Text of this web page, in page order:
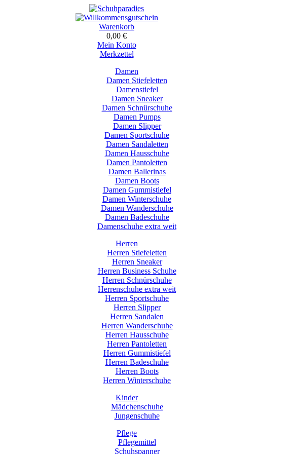
Warenkorb
0,00 €
Mein Konto
Merkzettel
Damen
Damen Stiefeletten
Damenstiefel
Damen Sneaker
Damen Schnürschuhe
Damen Pumps
Damen Slipper
Damen Sportschuhe
Damen Sandaletten
Damen Hausschuhe
Damen Pantoletten
Damen Ballerinas
Damen Boots
Damen Gummistiefel
Damen Winterschuhe
Damen Wanderschuhe
Damen Badeschuhe
Damenschuhe extra weit
Herren
Herren Stiefeletten
Herren Sneaker
Herren Business Schuhe
Herren Schnürschuhe
Herrenschuhe extra weit
Herren Sportschuhe
Herren Slipper
Herren Sandalen
Herren Wanderschuhe
Herren Hausschuhe
Herren Pantoletten
Herren Gummistiefel
Herren Badeschuhe
Herren Boots
Herren Winterschuhe
Kinder
Mädchenschuhe
Jungenschuhe
Pflege
Pflegemittel
Schuhspanner